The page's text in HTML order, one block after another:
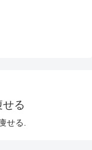
る
せる.